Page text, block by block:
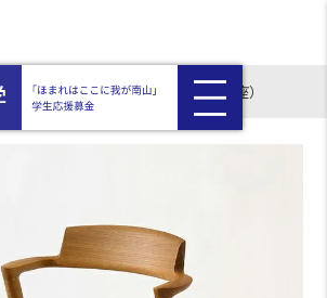
〈飛騨産業〉セミアームチェア（板座）